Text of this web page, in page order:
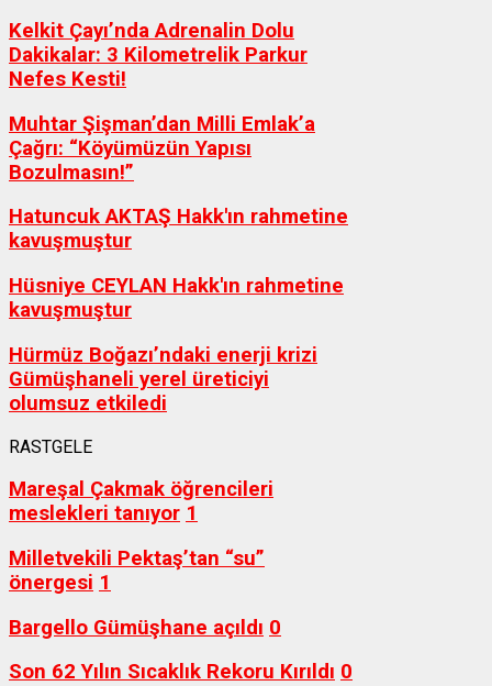
Kelkit Çayı’nda Adrenalin Dolu
Dakikalar: 3 Kilometrelik Parkur
Nefes Kesti!
Muhtar Şişman’dan Milli Emlak’a
Çağrı: “Köyümüzün Yapısı
Bozulmasın!”
Hatuncuk AKTAŞ Hakk'ın rahmetine
kavuşmuştur
Hüsniye CEYLAN Hakk'ın rahmetine
kavuşmuştur
Hürmüz Boğazı’ndaki enerji krizi
Gümüşhaneli yerel üreticiyi
olumsuz etkiledi
RASTGELE
Mareşal Çakmak öğrencileri
meslekleri tanıyor 1
Milletvekili Pektaş’tan “su”
önergesi 1
Bargello Gümüşhane açıldı 0
Son 62 Yılın Sıcaklık Rekoru Kırıldı 0